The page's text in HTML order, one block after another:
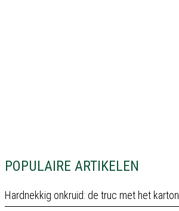
POPULAIRE ARTIKELEN
Hardnekkig onkruid: de truc met het karton